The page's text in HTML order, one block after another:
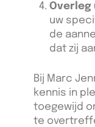
Overleg
uw
de
dat zij
Bij Marc
kennis in
toegewijd
te